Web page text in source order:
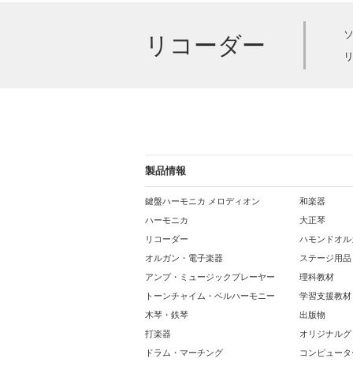
リコーダー
製品情報
鍵盤ハーモニカ メロディオン
ハーモニカ
リコーダー
オルガン・電子楽器
アンプ・ミュージックプレーヤー
トーンチャイム・ベルハーモニー
木琴・鉄琴
打楽器
ドラム・マーチング
和楽器
大正琴
ハモンドオ
ステージ用品
理科教材
学習支援教材
出版物
オリジナル
コンピュー